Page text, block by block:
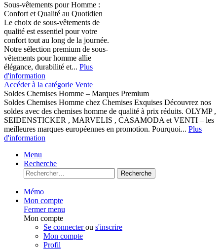
Sous-vêtements pour Homme :
Confort et Qualité au Quotidien
Le choix de sous-vêtements de
qualité est essentiel pour votre
confort tout au long de la journée.
Notre sélection premium de sous-
vêtements pour homme allie
élégance, durabilité et... Plus
d'information
Accéder à la catégorie Vente
Soldes Chemises Homme – Marques Premium
Soldes Chemises Homme chez Chemises Exquises Découvrez nos
soldes avec des chemises homme de qualité à prix réduits. OLYMP ,
SEIDENSTICKER , MARVELIS , CASAMODA et VENTI – les
meilleures marques européennes en promotion. Pourquoi... Plus
d'information
Menu
Recherche
Recherche
Mémo
Mon compte
Fermer menu
Mon compte
Se connecterou s'inscrire
Mon compte
Profil